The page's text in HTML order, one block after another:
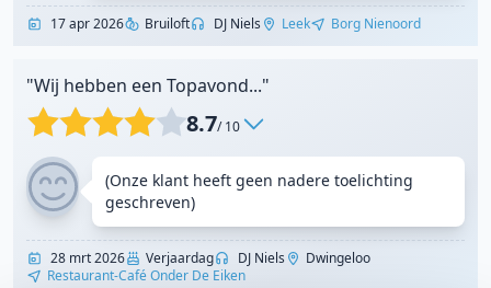
17 apr 2026 Bruiloft DJ Niels Leek Borg Nienoord
"Wij hebben een Topavond..."
8.7/ 10
(Onze klant heeft geen nadere toelichting
geschreven)
28 mrt 2026 Verjaardag DJ Niels
Dwingeloo
Restaurant-Café Onder De Eiken